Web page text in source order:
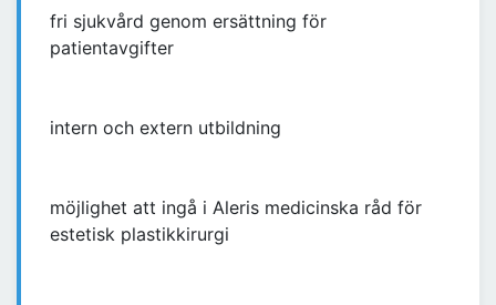
fri sjukvård genom ersättning för
patientavgifter
intern och extern utbildning
möjlighet att ingå i Aleris medicinska råd för
estetisk plastikkirurgi